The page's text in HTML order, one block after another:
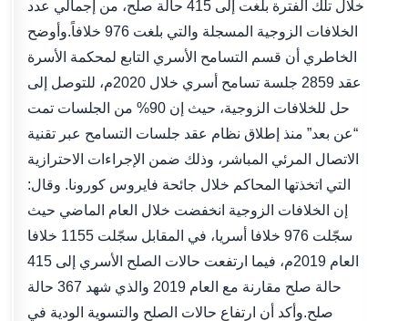
خلال تلك الفترة بلغت إلى 415 حالة صلح، من إجمالي عدد
الخلافات الزوجية المسجلة والتي بلغت 976 خلافاً.وأوضح
الخاطري أن قسم التسامح الأسري التابع لمحكمة الأسرة
عقد 2859 جلسة تسامح أسري خلال 2020م، للتوصل إلى
حل للخلافات الزوجية، حيث إن 90% من الجلسات تمت
“عن بعد” منذ إطلاق نظام عقد جلسات التسامح عبر تقنية
الاتصال المرئي المباشر، وذلك ضمن الإجراءات الاحترازية
التي اتخذتها المحاكم خلال جائحة فايروس كورونا. وقال:
إن الخلافات الزوجية انخفضت خلال العام الماضي حيث
سجّلت 976 خلافا أسريا، في المقابل سجّلت 1155 خلافا
العام 2019م، فيما ارتفعت حالات الصلح الأسري إلى 415
حالة صلح مقارنة مع العام 2019 والذي شهد 367 حالة
صلح.وأكد أن ارتفاع حالات الصلح والتسوية الودية في